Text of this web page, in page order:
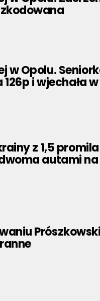
w Opolu.
i wjechała w
z 1,5 promila
autami na